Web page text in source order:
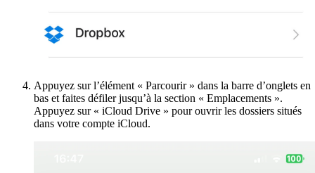
Appuyez sur l’élément « Parcourir » dans la barre d’onglets en
bas et faites défiler jusqu’à la section « Emplacements ».
Appuyez sur « iCloud Drive » pour ouvrir les dossiers situés
dans votre compte iCloud.